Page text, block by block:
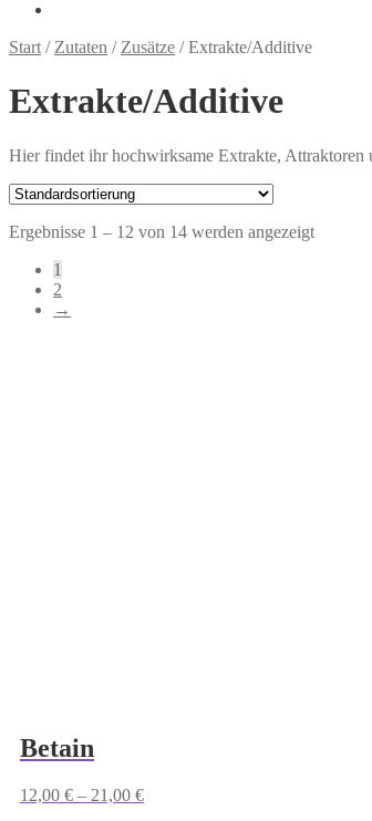
Start / Zutaten / Zusätze /Extrakte/Additive
Extrakte/Additive
Hier findet ihr hochwirksame Extrakte,
Ergebnisse 1 – 12 von 14 werden angezeigt
1
2
→
Betain
12,00 € – 21,00 €